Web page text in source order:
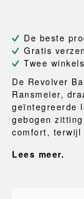
De beste
Gratis
Twee
De Revolver
Ransmeier,
geïntegreerde
gebogen
comfort, terwijl
Lees meer.